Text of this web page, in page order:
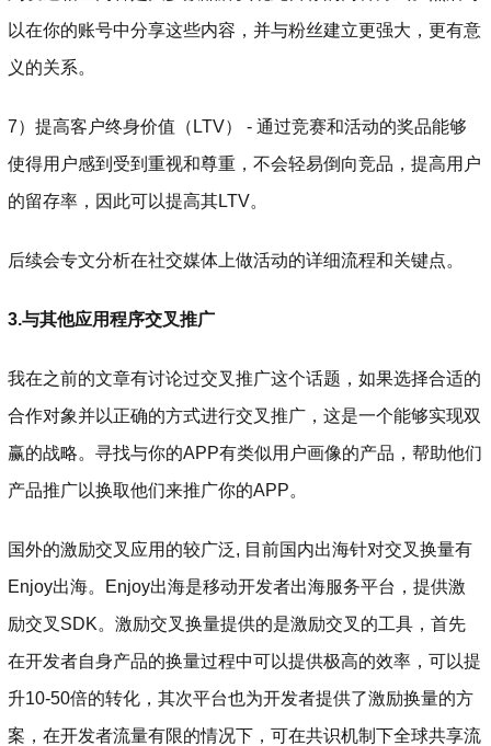
以在你的账号中分享这些内容，并与粉丝建立更强大，更有意
义的关系。
7）提高客户终身价值（LTV） - 通过竞赛和活动的奖品能够
使得用户感到受到重视和尊重，不会轻易倒向竞品，提高用户
的留存率，因此可以提高其LTV。
后续会专文分析在社交媒体上做活动的详细流程和关键点。
3.与其他应用程序交叉推广
我在之前的文章有讨论过交叉推广这个话题，如果选择合适的
合作对象并以正确的方式进行交叉推广，这是一个能够实现双
赢的战略。寻找与你的APP有类似用户画像的产品，帮助他们
产品推广以换取他们来推广你的APP。
国外的激励交叉应用的较广泛, 目前国内出海针对交叉换量有
Enjoy出海。Enjoy出海是移动开发者出海服务平台，提供激
励交叉SDK。激励交叉换量提供的是激励交叉的工具，首先
在开发者自身产品的换量过程中可以提供极高的效率，可以提
升10-50倍的转化，其次平台也为开发者提供了激励换量的方
案，在开发者流量有限的情况下，可在共识机制下全球共享流